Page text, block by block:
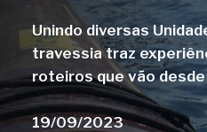
Unindo diversas
travessia traz
roteiros que vão desde
19/09/2023